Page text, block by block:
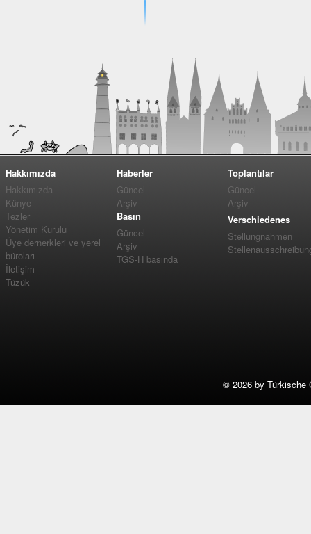
Hakkımızda
Hakkımızda
Künye
Tezler
Yönetim Kurulu
Üye dernerkleri ve yerel
büroları
İletişim
Tüzük
Haberler
Güncel
Arşiv
Basın
Güncel
Arşiv
TGS-H basında
Toplantılar
Güncel
Arşiv
Verschiedenes
Stellungnahmen
© 2026 by Türkische